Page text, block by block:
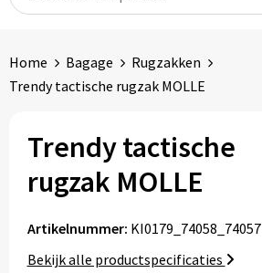
Sweaters en hoodies
Jassen
Hemden
Eten & drinken
Snoepgoed
Waterflesjes
Home Bagage
Rugzakken
Trendy tactische rugzak MOLLE
Trendy tactische
rugzak MOLLE
Artikelnummer: KI0179_74058_74057
Bekijk alle productspecificaties